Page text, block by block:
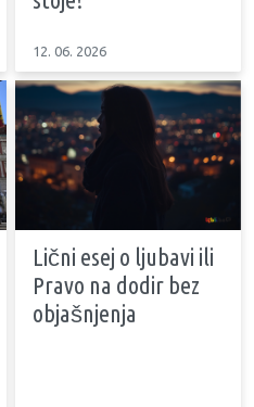
12. 06. 2026
Lični esej o ljubavi ili
Pravo na dodir bez
objašnjenja